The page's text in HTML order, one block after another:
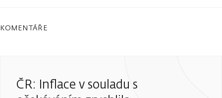
KOMENTÁŘE
ČR: Inflace v souladu s